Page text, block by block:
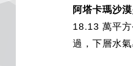
阿塔卡瑪沙漠
18.13 萬平
過，下層水